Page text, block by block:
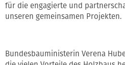
für die engagierte und
unseren gemeinsamen Projekten.
Bundesbauministerin Verena